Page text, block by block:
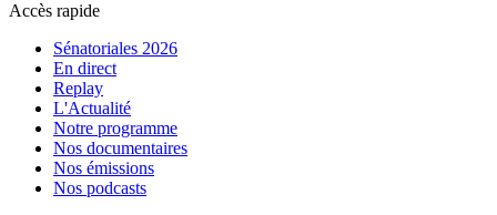
Accès rapide
Sénatoriales 2026
En direct
Replay
L'Actualité
Notre programme
Nos documentaires
Nos émissions
Nos podcasts